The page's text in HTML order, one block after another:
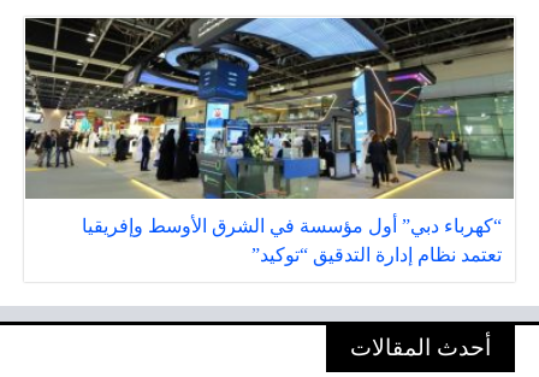
“كهرباء دبي” أول مؤسسة في الشرق الأوسط وإفريقيا
تعتمد نظام إدارة التدقيق “توكيد”
أحدث المقالات